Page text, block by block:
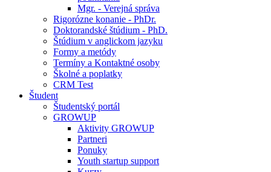
Mgr. - Verejná správa
Rigorózne konanie - PhDr.
Doktorandské štúdium - PhD.
Štúdium v anglickom jazyku
Formy a metódy
Termíny a Kontaktné osoby
Školné a poplatky
CRM Test
Študent
Študentský portál
GROWUP
Aktivity GROWUP
Partneri
Ponuky
Youth startup support